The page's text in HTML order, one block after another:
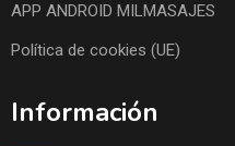
APP ANDROID MILMASAJES
Política de cookies (UE)
Información